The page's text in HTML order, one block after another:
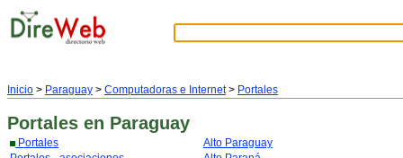
Inicio > Paraguay > Computadoras e Internet> Portales
Portales en Paraguay
Portales
Alto Paraguay